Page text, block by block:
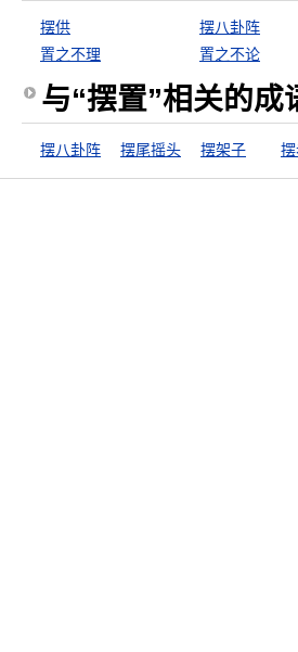
摆供 摆八卦阵
置之不理
置之不论
与“摆置”相关的成
摆八卦阵 摆尾摇头 摆架子